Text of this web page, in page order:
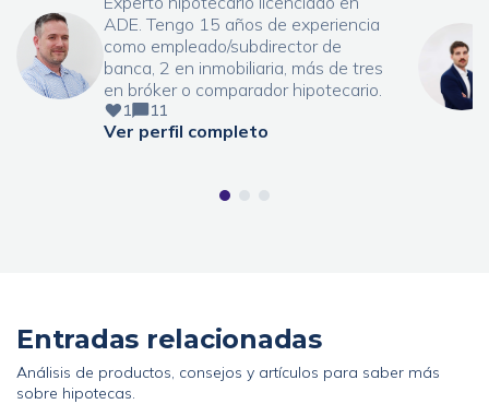
ADE. Tengo 15 años de experiencia
como empleado/subdirector de
banca, 2 en inmobiliaria, más de tres
en bróker o comparador hipotecario.
1 11
Ver perfil completo
Entradas relacionadas
Análisis de productos, consejos y artículos para saber más
sobre hipotecas.